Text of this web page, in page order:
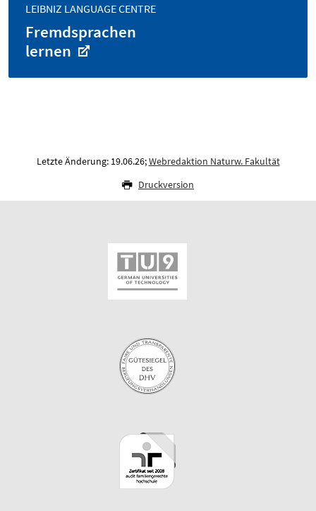
LEIBNIZ LANGUAGE CENTRE
Fremdsprachen
lernen
Letzte Änderung: 19.06.26;Webredaktion Naturw. Fakultät
Druckversion